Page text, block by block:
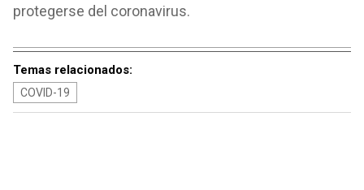
protegerse del coronavirus.
Temas relacionados:
COVID-19